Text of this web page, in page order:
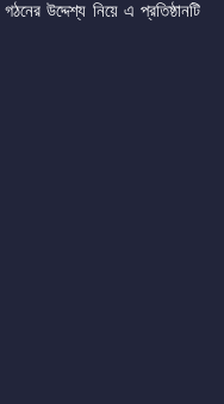
উদ্দেশ্য নিয়ে এ প্রতিষ্ঠানটি